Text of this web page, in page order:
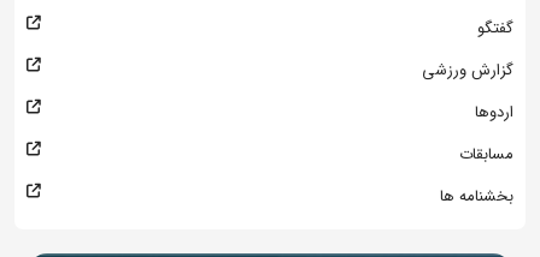
گفتگو
گزارش ورزشی
اردوها
مسابقات
بخشنامه ها